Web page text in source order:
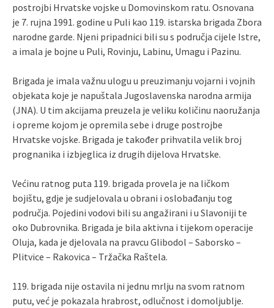
postrojbi Hrvatske vojske u Domovinskom ratu. Osnovana
je 7. rujna 1991. godine u Puli kao 119. istarska brigada Zbora
narodne garde. Njeni pripadnici bili su s područja cijele Istre,
a imala je bojne u Puli, Rovinju, Labinu, Umagu i Pazinu.
Brigada je imala važnu ulogu u preuzimanju vojarni i vojnih
objekata koje je napuštala Jugoslavenska narodna armija
(JNA). U tim akcijama preuzela je veliku količinu naoružanja
i opreme kojom je opremila sebe i druge postrojbe
Hrvatske vojske. Brigada je također prihvatila velik broj
prognanika i izbjeglica iz drugih dijelova Hrvatske.
Većinu ratnog puta 119. brigada provela je na ličkom
bojištu, gdje je sudjelovala u obrani i oslobađanju tog
područja. Pojedini vodovi bili su angažirani i u Slavoniji te
oko Dubrovnika. Brigada je bila aktivna i tijekom operacije
Oluja, kada je djelovala na pravcu Glibodol – Saborsko –
Plitvice – Rakovica – Tržačka Raštela.
119. brigada nije ostavila ni jednu mrlju na svom ratnom
putu, već je pokazala hrabrost, odlučnost i domoljublje.